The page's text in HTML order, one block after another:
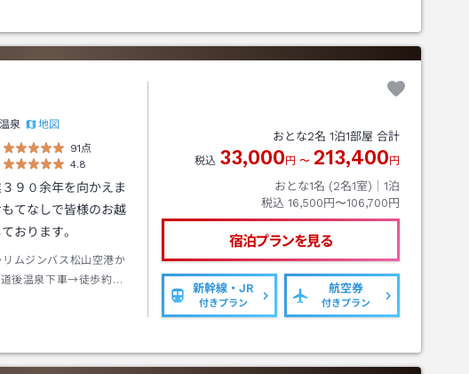
泉
地図
91点
4.8
９０余年を向かえま
てなしで皆様のお越
おります。
ムジンバス松山空港か
後温泉下車→徒歩約３
おとな2名 1泊1部屋 合計
税込 33,000 円 〜 213,400 円
おとな1名 (2名1室)｜ 1泊
税込 16,500円〜106,700円
宿泊プランを見る
新幹線・JR
付きプラン
航空券
付きプラン